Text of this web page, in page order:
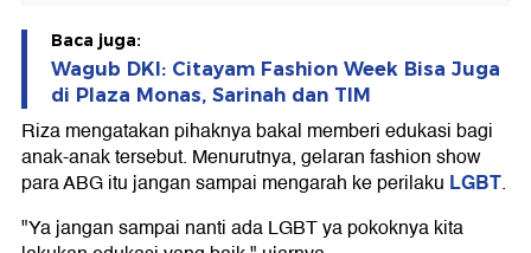
Baca juga:
Wagub DKI: Citayam Fashion Week Bisa Juga
di Plaza Monas, Sarinah dan TIM
Riza mengatakan pihaknya bakal memberi edukasi bagi
anak-anak tersebut. Menurutnya, gelaran fashion show
para ABG itu jangan sampai mengarah ke perilaku LGBT.
"Ya jangan sampai nanti ada LGBT ya pokoknya kita